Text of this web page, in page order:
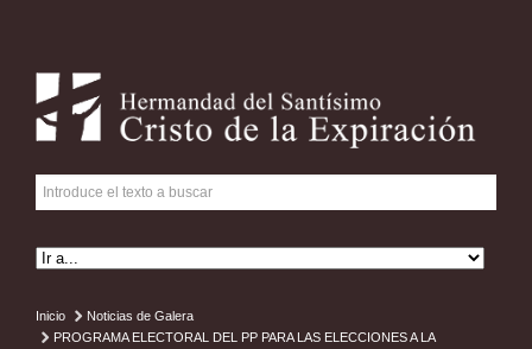
Inicio
Noticias de Galera
PROGRAMA ELECTORAL DEL PP PARA LAS ELECCIONES A LA